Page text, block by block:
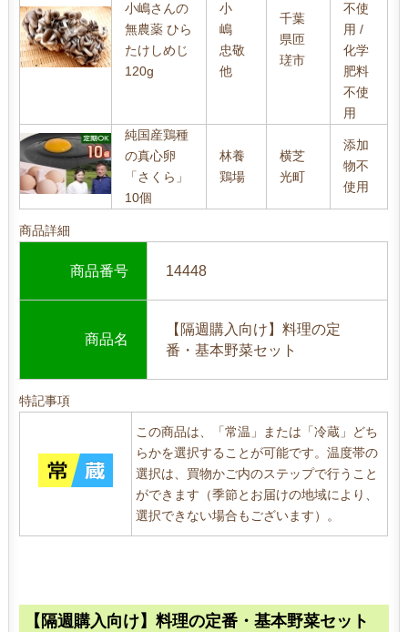
小嶋さんの
無農薬 ひら
たけしめじ
120g
小
嶋
忠敬
他
千葉
県匝
瑳市
不使
用 /
化学
肥料
不使
用
純国産鶏種
の真心卵
「さくら」
10個
林養
鶏場
横芝
光町
添加
物不
使用
商品詳細
商品番号 14448
商品名
【隔週購入向け】料理の定
番・基本野菜セット
特記事項
この商品は、「常温」または「冷蔵」どち
らかを選択することが可能です。温度帯の
選択は、買物かご内のステップで行うこと
ができます（季節とお届けの地域により、
選択できない場合もございます）。
【隔週購入向け】料理の定番・基本野菜セット